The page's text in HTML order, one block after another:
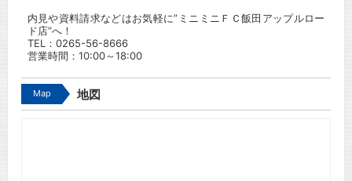
内見や資料請求などはお気軽に”ミニミニＦＣ飯田アップルロー
ド店”へ！
TEL： 0265-56-8666
営業時間：10:00～18:00
Map 地図